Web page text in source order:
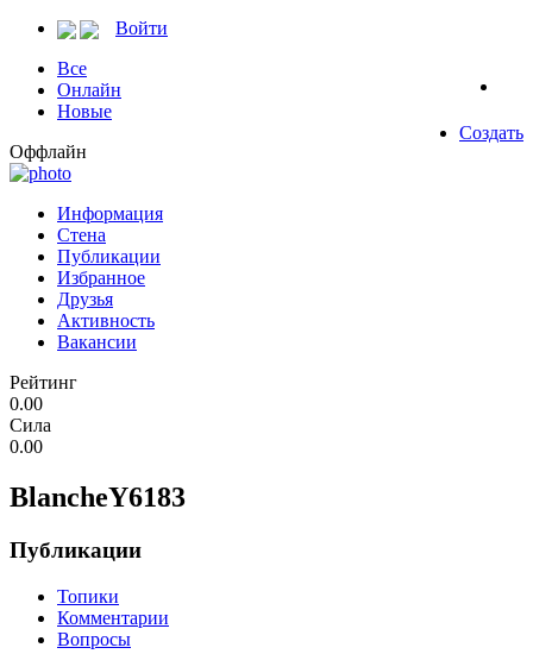
Войти
Все
Онлайн
Новые
Создать
Оффлайн
Информация
Стена
Публикации
Избранное
Друзья
Активность
Вакансии
Рейтинг
0.00
Сила
0.00
BlancheY6183
Публикации
Топики
Комментарии
Вопросы